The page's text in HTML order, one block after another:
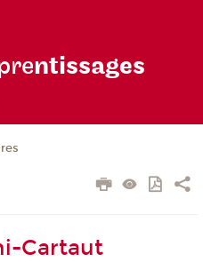
ntissages
Cartaut